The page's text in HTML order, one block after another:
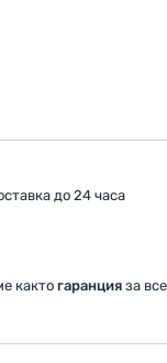
до 24 часа
както гаранция за